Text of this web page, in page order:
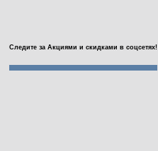
Следите за Акциями и скидками в соцсетях!